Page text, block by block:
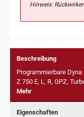
Hinweis:
Beschreibung
Programmierbare
Z 750 E, L, R, GPZ,
Mehr
Eigenschaften